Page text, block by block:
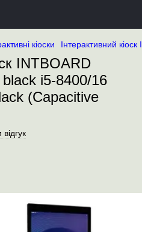
кіоски Інтерактивний
INTBOARD
i5-8400/16
(Capacitive